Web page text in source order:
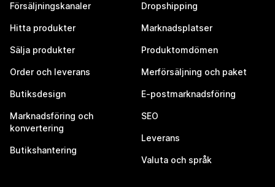
Försäljningskanaler
Hitta produkter
Sälja produkter
Order och leverans
Butiksdesign
Marknadsföring och
konvertering
Butikshantering
Dropshipping
Marknadsplatser
Produktomdömen
Merförsäljning och paket
E-postmarknadsföring
SEO
Leverans
Valuta och språk